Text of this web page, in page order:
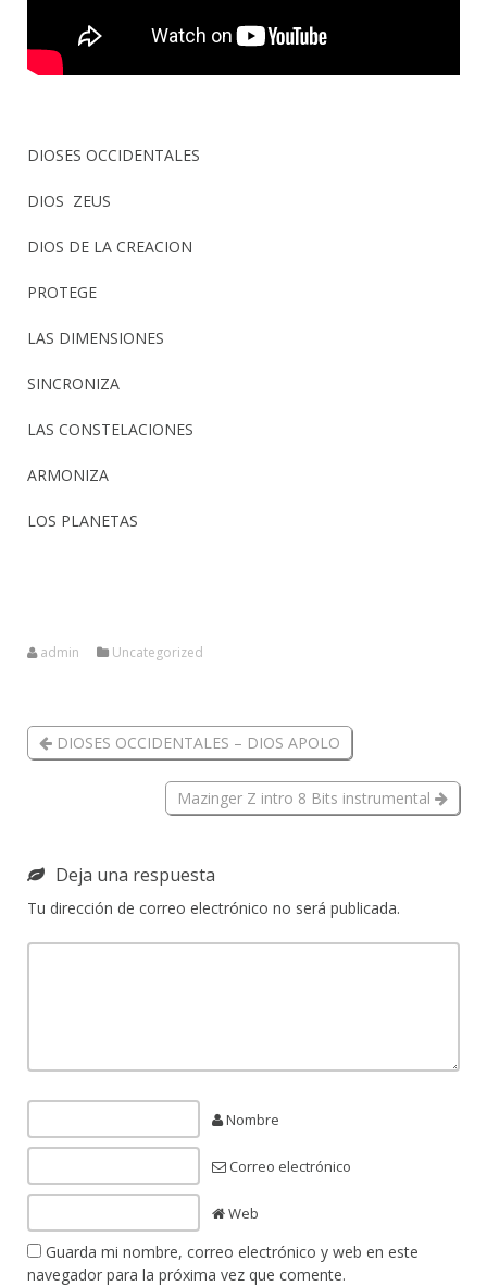
DIOSES OCCIDENTALES
DIOS ZEUS
DIOS DE LA CREACION
PROTEGE
LAS DIMENSIONES
SINCRONIZA
LAS CONSTELACIONES
ARMONIZA
LOS PLANETAS
admin Uncategorized
DIOSES OCCIDENTALES – DIOS APOLO
Mazinger Z intro 8 Bits instrumental
Deja una respuesta
Tu dirección de correo electrónico no será publicada.
Nombre
Correo electrónico
Web
Guarda mi nombre, correo electrónico y web en este
navegador para la próxima vez que comente.